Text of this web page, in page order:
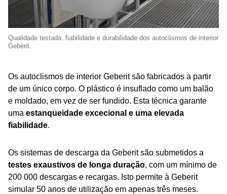
Qualidade testada: fiabilidade e durabilidade dos autoclismos de interior
Geberit.
Os autoclismos de interior Geberit são fabricados a partir
de um único corpo. O plástico é insuflado como um balão
e moldado, em vez de ser fundido. Esta técnica garante
uma estanqueidade excecional e uma elevada
fiabilidade.
Os sistemas de descarga da Geberit são submetidos a
testes exaustivos de longa duração, com um mínimo de
200 000 descargas e recargas. Isto permite à Geberit
simular 50 anos de utilização em apenas três meses.